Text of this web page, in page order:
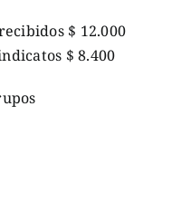
$ 12.000
$ 8.400